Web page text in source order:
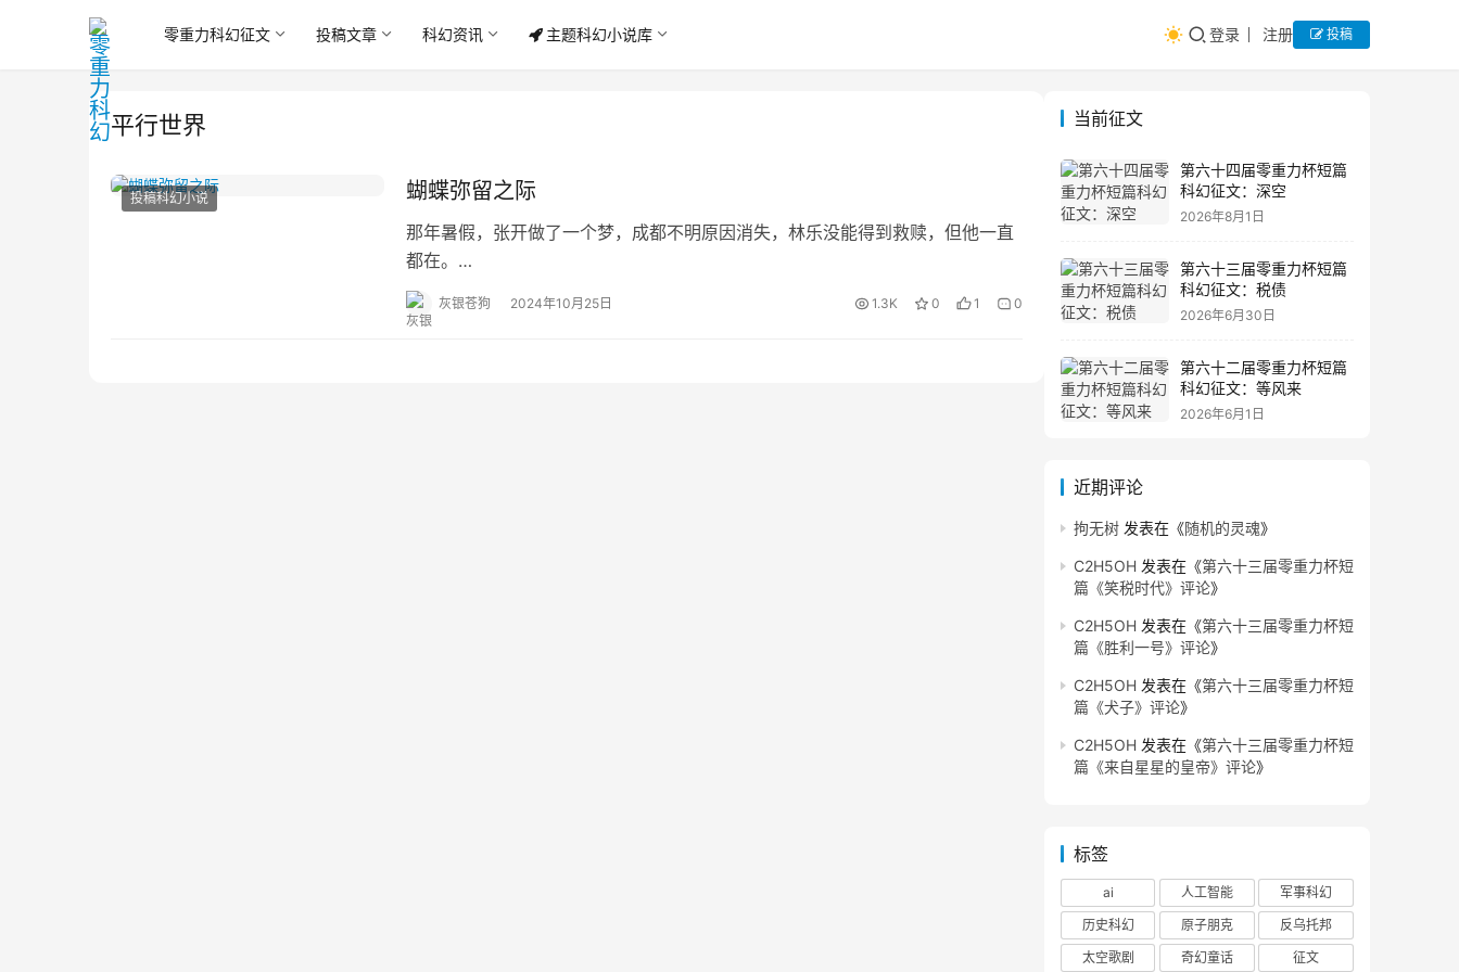
零重力科幻征文 投稿文章 科幻资讯 主题科幻小说库 登录 注册 投稿
平行世界
投稿科幻小说 蝴蝶弥留之际
那年暑假，张开做了一个梦，成都不明原因消失，林乐没能得到救赎，但他一直
都在。
（声明：故事中一切时间地点人物均为虚构，不含隐喻讽喻，不影射现实，请勿
联想）
灰银苍狗 2024年10月25日 1.3K 0 1 0
当前征文
第六十四届零重力杯短篇
科幻征文：深空
2026年8月1日
第六十三届零重力杯短篇
科幻征文：税债
2026年6月30日
第六十二届零重力杯短篇
科幻征文：等风来
2026年6月1日
近期评论
拘无树 发表在《随机的灵魂》
C2H5OH 发表在《第六十三届零重力杯短
篇《笑税时代》评论》
C2H5OH 发表在《第六十三届零重力杯短
篇《胜利一号》评论》
C2H5OH 发表在《第六十三届零重力杯短
篇《犬子》评论》
C2H5OH 发表在《第六十三届零重力杯短
篇《来自星星的皇帝》评论》
标签
ai 人工智能
军事科幻
历史科幻
原子朋克
反乌托邦
太空歌剧
奇幻童话 征文